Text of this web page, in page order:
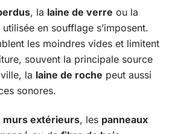
, la laine de verre ou la
utilisée en soufflage s’imposent.
les moindres vides et limitent
souvent la principale source
la laine de roche peut aussi
sonores.
murs extérieurs, les panneaux